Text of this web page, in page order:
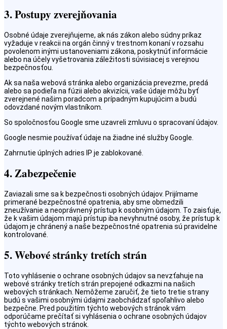
3. Postupy zverejňovania
Osobné údaje zverejňujeme, ak nás zákon alebo súdny príkaz
vyžaduje v reakcii na orgán činný v trestnom konaní v rozsahu
povolenom inými ustanoveniami zákona, poskytnúť informácie
alebo na účely vyšetrovania záležitosti súvisiacej s verejnou
bezpečnosťou.
Ak sa naša webová stránka alebo organizácia prevezme, predá
alebo sa podieľa na fúzii alebo akvizícii, vaše údaje môžu byť
zverejnené našim poradcom a prípadným kupujúcim a budú
odovzdané novým vlastníkom.
So spoločnosťou Google sme uzavreli zmluvu o spracovaní údajov.
Google nesmie používať údaje na žiadne iné služby Google.
Zahrnutie úplných adries IP je zablokované.
4. Zabezpečenie
Zaviazali sme sa k bezpečnosti osobných údajov. Prijímame
primerané bezpečnostné opatrenia, aby sme obmedzili
zneužívanie a neoprávnený prístup k osobným údajom. To zaisťuje,
že k vašim údajom majú prístup iba nevyhnutné osoby, že prístup k
údajom je chránený a naše bezpečnostné opatrenia sú pravidelne
kontrolované.
5. Webové stránky tretích strán
Toto vyhlásenie o ochrane osobných údajov sa nevzťahuje na
webové stránky tretích strán prepojené odkazmi na našich
webových stránkach. Nemôžeme zaručiť, že tieto tretie strany
budú s vašimi osobnými údajmi zaobchádzať spoľahlivo alebo
bezpečne. Pred použitím týchto webových stránok vám
odporúčame prečítať si vyhlásenia o ochrane osobných údajov
týchto webových stránok.